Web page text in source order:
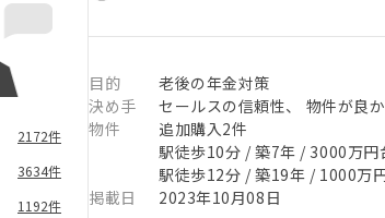
2172件
3634件
1192件
目的
老後の年金対策
決め手
セールスの信頼性、 物件が良
物件
追加購入2件
駅徒歩10分 / 築7年 / 3000万円
駅徒歩12分 / 築19年 / 1000万
掲載日
2023年10月08日